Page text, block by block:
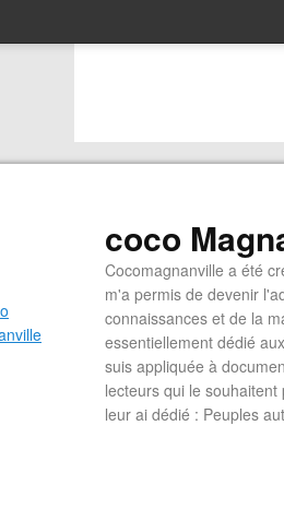
coco
Cocomagnanville a été
m'a permis de devenir
connaissances et de la
essentiellement dédié
suis appliquée à
lecteurs qui le
leur ai dédié : Peuples